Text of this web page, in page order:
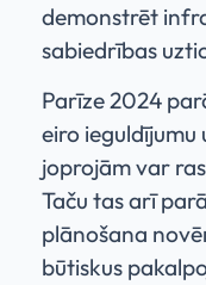
demonstrēt
sabiedrības
Parīze 2024
eiro ieguldījumu
joprojām var
Taču tas arī
plānošana
būtiskus